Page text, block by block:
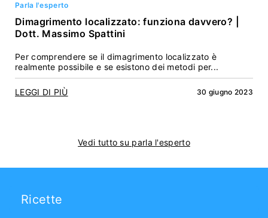
Parla l'esperto
Dimagrimento localizzato: funziona davvero? |
Dott. Massimo Spattini
Per comprendere se il dimagrimento localizzato è
realmente possibile e se esistono dei metodi per...
LEGGI DI PIÙ 30 giugno 2023
Vedi tutto su parla l'esperto
Ricette